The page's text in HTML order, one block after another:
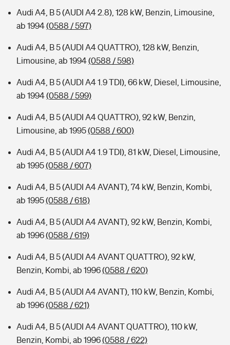
Audi A4, B 5 (AUDI A4 2.8), 128 kW, Benzin, Limousine,
ab 1994(0588 / 597)
Audi A4, B 5 (AUDI A4 QUATTRO), 128 kW, Benzin,
Limousine, ab 1994(0588 / 598)
Audi A4, B 5 (AUDI A4 1.9 TDI), 66 kW, Diesel, Limousine,
ab 1994(0588 / 599)
Audi A4, B 5 (AUDI A4 QUATTRO), 92 kW, Benzin,
Limousine, ab 1995(0588 / 600)
Audi A4, B 5 (AUDI A4 1.9 TDI), 81 kW, Diesel, Limousine,
ab 1995(0588 / 607)
Audi A4, B 5 (AUDI A4 AVANT), 74 kW, Benzin, Kombi,
ab 1995(0588 / 618)
Audi A4, B 5 (AUDI A4 AVANT), 92 kW, Benzin, Kombi,
ab 1996(0588 / 619)
Audi A4, B 5 (AUDI A4 AVANT QUATTRO), 92 kW,
Benzin, Kombi, ab 1996(0588 / 620)
Audi A4, B 5 (AUDI A4 AVANT), 110 kW, Benzin, Kombi,
ab 1996(0588 / 621)
Audi A4, B 5 (AUDI A4 AVANT QUATTRO), 110 kW,
Benzin, Kombi, ab 1996(0588 / 622)